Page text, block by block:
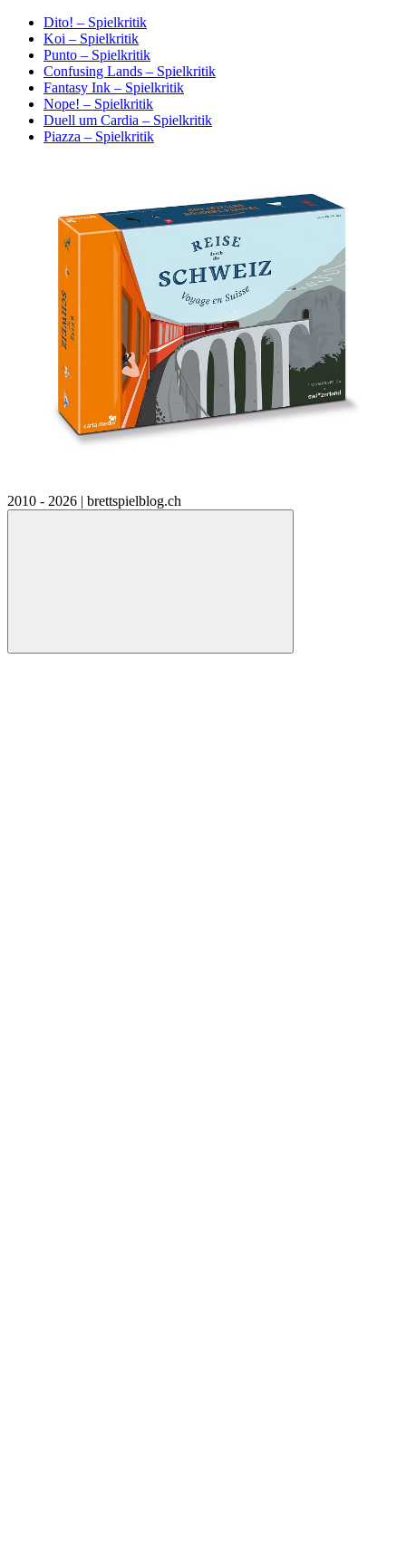
Dito! – Spielkritik
Koi – Spielkritik
Punto – Spielkritik
Confusing Lands – Spielkritik
Fantasy Ink – Spielkritik
Nope! – Spielkritik
Duell um Cardia – Spielkritik
Piazza – Spielkritik
2010 - 2026 | brettspielblog.ch